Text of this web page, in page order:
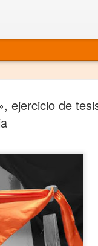
ejercicio de
1
El
más
Colabora con varias
Ha escrito para Somos el
y colabora con ArgosIs